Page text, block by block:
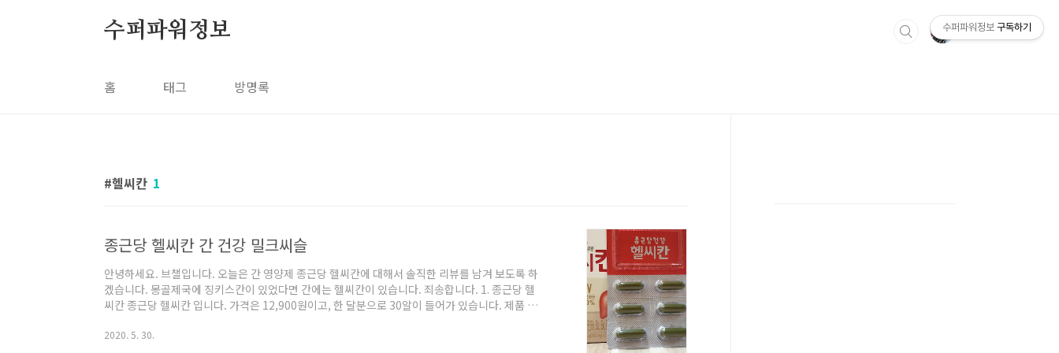
수퍼파워정보
홈 태그 방명록
헬씨칸 1
종근당 헬씨칸 간 건강 밀크씨슬
안녕하세요. 브챌입니다. 오늘은 간 영양제 종근당 헬씨칸에 대해서 솔직한 리뷰를 남겨 보도록 하
겠습니다. 몽골제국에 징키스칸이 있었다면 간에는 헬씨칸이 있습니다. 죄송합니다. 1. 종근당 헬
씨칸 종근당 헬씨칸 입니다. 가격은 12,900원이고, 한 달분으로 30알이 들어가 있습니다. 제품 특
능을 인정 받았습니다. 이게 치료제는 아닙니다. 다음으로 실리마린이라고 하는 밀크씨슬의 핵심
2020. 5. 30.
수퍼파워정보 구독하기